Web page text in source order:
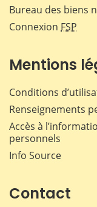
Bureau des biens
Connexion FSP
Mentions
Conditions
Renseignements
Accès à
personnels
Info Source
Contact